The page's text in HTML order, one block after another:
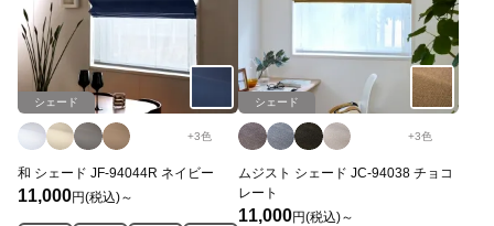
シェード
+3色
和 シェード JF-94044R ネイビー
11,000円(税込)～
シェード
+3色
ムジスト シェード JC-94038 チョコ
レート
11,000円(税込)～